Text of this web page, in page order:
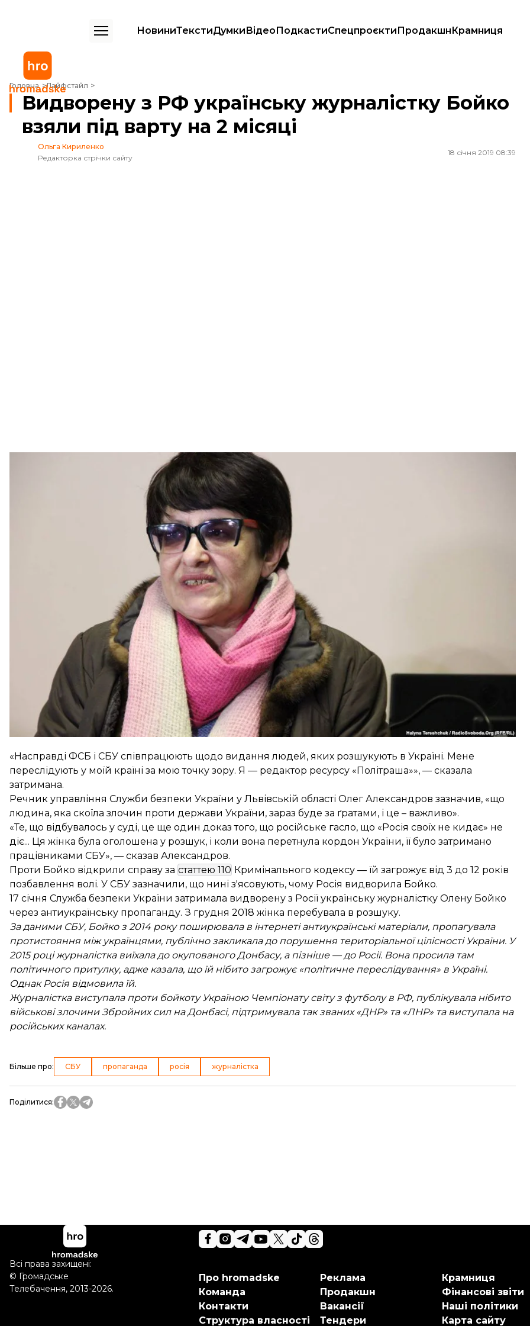
НовиниТекстиДумкиВідеоПодкастиСпецпроєктиПродакшнКрамниця
Головна Лайфстайл
Видворену з РФ українську журналістку Бойко взяли під варту на 2 місяці
Видворену з РФ українську журналістку Бойко
взяли під варту на 2 місяці
Ольга Кириленко
Редакторка стрічки сайту
18 січня 2019 08:39
Олена Бойко на засіданні Галицького суду Львова 17 січня 2018 року
Радіо Свобода
Видворену з Росії українську журналістку Олену Бойко Галицький суд Львова взяв під варту на 2
місяці без права внесення застави. Її підозрюють у посягання на територіальну цілісність і
Відтак журналістка перебуватиме за ґратами до 17 березня 2019 року. Таким рішенням суд
задовольнив клопотання слідчих.
Бойко на суді просила, щоб її утримували за ґратами, адже на волі, на її думку, їй загрожує небезпека.
Журналістка вважає, що її переслідують за її погляди.
«Насправді ФСБ і СБУ співпрацюють щодо видання людей, яких розшукують в Україні. Мене
переслідують у моїй країні за мою точку зору. Я — редактор ресурсу «Політраша»», — сказала
затримана.
Речник управління Служби безпеки України у Львівській області Олег Александров зазначив, «що
людина, яка скоїла злочин проти держави України, зараз буде за ґратами, і це – важливо».
«Те, що відбувалось у суді, це ще один доказ того, що російське гасло, що «Росія своїх не кидає» не
діє... Ця жінка була оголошена у розшук, і коли вона перетнула кордон України, її було затримано
працівниками СБУ», — сказав Александров.
Проти Бойко відкрили справу за статтею 110 Кримінального кодексу — їй загрожує від 3 до 12 років
позбавлення волі. У СБУ зазначили, що нині з'ясовують, чому Росія видворила Бойко.
17 січня Служба безпеки України затримала видворену з Росії українську журналістку Олену Бойко
через антиукраїнську пропаганду. З грудня 2018 жінка перебувала в розшуку.
За даними СБУ, Бойко з 2014 року поширювала в інтернеті антиукраїнські матеріали, пропагувала
протистояння між українцями, публічно закликала до порушення територіальної цілісності України. У
2015 році журналістка виїхала до окупованого Донбасу, а пізніше — до Росії. Вона просила там
політичного притулку, адже казала, що їй нібито загрожує «політичне переслідування» в Україні.
Однак Росія відмовила їй.
Журналістка виступала проти бойкоту Україною Чемпіонату світу з футболу в РФ, публікувала нібито
військові злочини Збройних сил на Донбасі, підтримувала так званих «ДНР» та «ЛНР» та виступала на
російських каналах.
Більше про: СБУ пропаганда росія журналістка
Поділитися:
Про hromadske
Команда
Контакти
Структура власності
Реклама
Продакшн
Вакансії
Тендери
Крамниця
Фінансові звіти
Наші політики
Карта сайту
Всі права захищені:
© Громадське
Телебачення, 2013-2026.